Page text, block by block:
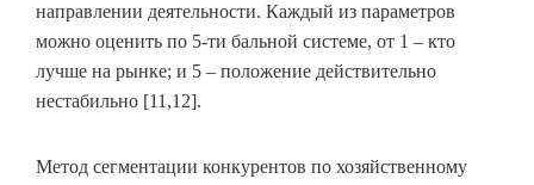
направлении деятельности. Каждый из параметров
можно оценить по 5-ти бальной системе, от 1 – кто
лучше на рынке; и 5 – положение действительно
нестабильно [11,12].
Метод сегментации конкурентов по хозяйственному